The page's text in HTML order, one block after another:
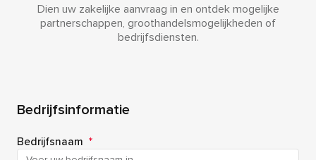
Dien uw zakelijke aanvraag in en ontdek mogelijke
partnerschappen, groothandelsmogelijkheden of
bedrijfsdiensten.
Bedrijfsinformatie
Bedrijfsnaam *